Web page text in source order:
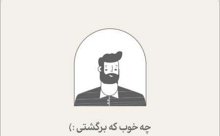
چه خوب که برگشتی :)